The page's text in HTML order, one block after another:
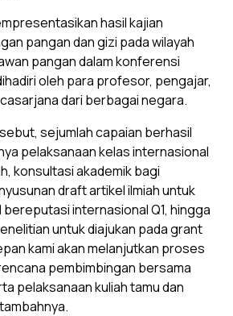
hasil kajian
pangan dan gizi pada wilayah
pangan dalam konferensi
oleh para profesor, pengajar,
dari berbagai negara.
sejumlah capaian berhasil
pelaksanaan kelas internasional
konsultasi akademik bagi
draft artikel ilmiah untuk
internasional Q1, hingga
untuk diajukan pada grant
kami akan melanjutkan proses
pembimbingan bersama
pelaksanaan kuliah tamu dan